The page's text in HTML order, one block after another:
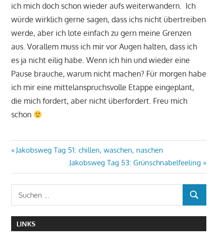
ich mich doch schon wieder aufs weiterwandern. Ich
würde wirklich gerne sagen, dass ichs nicht übertreiben
werde, aber ich lote einfach zu gern meine Grenzen
aus. Vorallem muss ich mir vor Augen halten, dass ich
es ja nicht eilig habe. Wenn ich hin und wieder eine
Pause brauche, warum nicht machen? Für morgen habe
ich mir eine mittelanspruchsvolle Etappe eingeplant,
die mich fordert, aber nicht überfordert. Freu mich
schon
Beitragsnavigation
Vorheriger
Jakobsweg Tag 51: chillen, waschen, naschen
Nächster
Beitrag:
Jakobsweg Tag 53: Grünschnabelfeeling
SUCHEN
LINKS